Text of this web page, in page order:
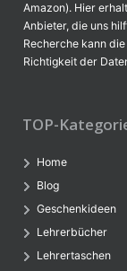
Amazon). Hier
Anbieter, die uns
Recherche kann
Richtigkeit der
TOP-
Home
Blog
Geschenkideen
Lehrerbücher
Lehrertaschen